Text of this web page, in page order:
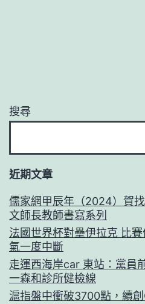
搜尋
近期文章
儒家網甲辰年（2024）賀
文師長教師書寫系列
法國世界杯對壘伊拉克 比
氣一度中斷
走運西海岸car 東站：黨員
一森和診所健檢線
滬指盤中衝破3700點，續